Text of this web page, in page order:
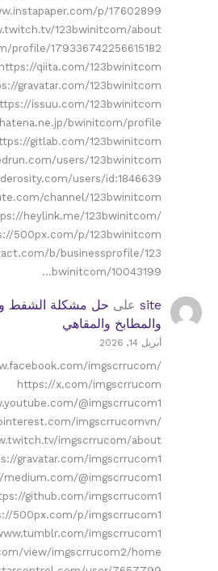
p/17602899
123bwinitcom/about
profile/179336742256615182
qiita.com/123bwinitcom
gravatar.com/123bwinitcom
issuu.com/123bwinitcom
bwinitcom/profile
gitlab.com/123bwinitcom
users/123bwinitcom
users/id:1846639
channel/123bwinitcom
heylink.me/123bwinitcom/
500px.com/p/123bwinitcom
b/businessprofile/123
bwinitcom/10043199…
site على حل مشكلة الشفط
والمطابخ والمقاهي
أبريل 14, 2026
imgscrrucom/
https://x.com/imgscrrucom
@imgscrrucom1
imgscrrucomvn/
imgscrrucom/about
gravatar.com/imgscrrucom1
@imgscrrucom1
github.com/imgscrrucom1
500px.com/p/imgscrrucom1
imgscrrucom1
view/imgscrrucom2/home